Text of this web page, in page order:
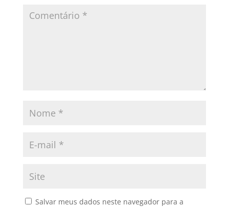
Salvar meus dados neste navegador para a